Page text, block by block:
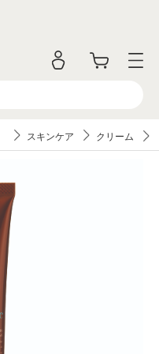
スキンケア クリーム